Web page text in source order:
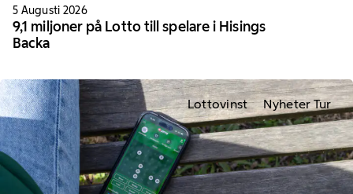
5 Augusti 2026
9,1 miljoner på Lotto till spelare i Hisings
Backa
Lottovinst Nyheter Tur